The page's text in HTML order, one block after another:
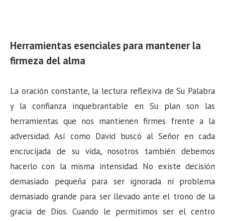
Herramientas esenciales para mantener la
firmeza del alma
La oración constante, la lectura reflexiva de Su Palabra
y la confianza inquebrantable en Su plan son las
herramientas que nos mantienen firmes frente a la
adversidad. Así como David buscó al Señor en cada
encrucijada de su vida, nosotros también debemos
hacerlo con la misma intensidad. No existe decisión
demasiado pequeña para ser ignorada ni problema
demasiado grande para ser llevado ante el trono de la
gracia de Dios. Cuando le permitimos ser el centro